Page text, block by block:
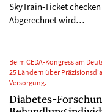
SkyTrain-Ticket
Abgerechnet wird…
Beim CEDA-Kongress am
25 Ländern über
Versorgung.
Diabetes-